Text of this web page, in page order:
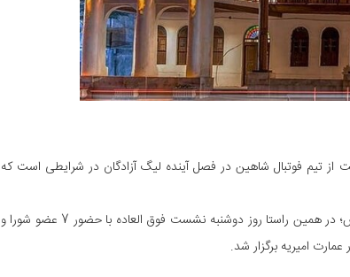
تیم فوتبال شاهین در فصل آینده لیگ آزادگان در شرایطی است که
به گزارش پایگاه تخصصی فوتبال بوشهر به نقل از خلیج فارس؛ در همین راستا روز دوشنبه نشست فوق العاده با حضور 7 عضو شورا و
امیریه برگزار شد.